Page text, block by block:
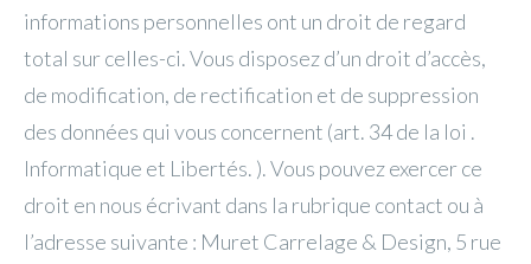
informations personnelles ont un droit de regard
total sur celles-ci. Vous disposez d’un droit d’accès,
de modification, de rectification et de suppression
des données qui vous concernent (art. 34 de la loi .
Informatique et Libertés. ). Vous pouvez exercer ce
droit en nous écrivant dans la rubrique contact ou à
l’adresse suivante : Muret Carrelage & Design, 5 rue